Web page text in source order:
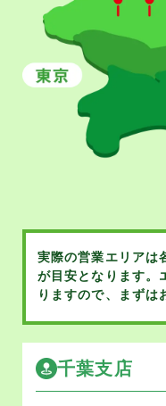
実際の営業エリアは
が目安となります。
りますので、まずは
千葉支店